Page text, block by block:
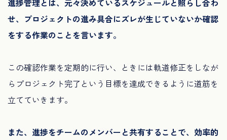
進捗管理とは、元々決めているスケジュールと照らし合わ
せ、プロジェクトの進み具合にズレが生じていないか確認
をする作業のことを言います。
この確認作業を定期的に行い、ときには軌道修正をしなが
らプロジェクト完了という目標を達成できるように道筋を
立てていきます。
また、進捗をチームのメンバーと共有することで、効率的